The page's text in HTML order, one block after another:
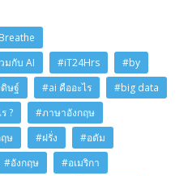
มกับ AI #iT24Hrs
#by
ษฐ์ #ai คืออะไร
#big data
?
#ภาษาอังกฤษ
ษ #ฝรั่ง
#อดัม
#อังกฤษ
#อเมริกา